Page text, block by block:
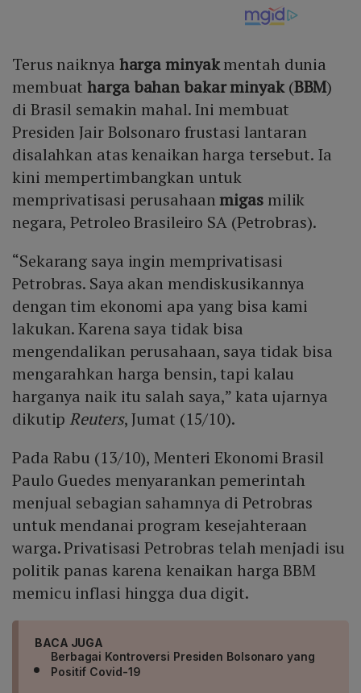
Terus naiknya harga minyakmentah dunia
membuatharga bahan bakar minyak(BBM)
di Brasil semakin mahal. Ini membuat
Presiden Jair Bolsonaro frustasi lantaran
disalahkan atas kenaikan harga tersebut. Ia
kini mempertimbangkan untuk
memprivatisasi perusahaanmigasmilik
negara, Petroleo Brasileiro SA (Petrobras).
“Sekarang saya ingin memprivatisasi
Petrobras. Saya akan mendiskusikannya
dengan tim ekonomi apa yang bisa kami
lakukan. Karena saya tidak bisa
mengendalikan perusahaan, saya tidak bisa
mengarahkan harga bensin, tapi kalau
harganya naik itu salah saya,” kata ujarnya
dikutip Reuters, Jumat (15/10).
Pada Rabu (13/10), Menteri Ekonomi Brasil
Paulo Guedes menyarankan pemerintah
menjual sebagian sahamnya di Petrobras
untuk mendanai program kesejahteraan
warga. Privatisasi Petrobras telah menjadi isu
politik panas karena kenaikan harga BBM
memicu inflasi hingga dua digit.
BACA JUGA
Berbagai Kontroversi Presiden Bolsonaro yang
Positif Covid-19